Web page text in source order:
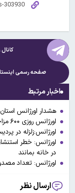
صفحه رسمی
اخبار مرتبط
هشدار اورژانس
اورژانس روزی ۶۰۰ مزاحم تلفنی دارد
اورژانس:زلزله در
اورژانس: خطر
در خانه بمانند
اورژانس: تعداد مصدومان
ارسال نظر